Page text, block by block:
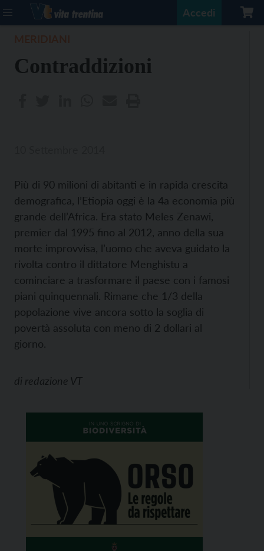
Accedi
Contraddizioni
Più di 90 milioni di abitanti e in rapida crescita
demografica, l’Etiopia oggi è la 4a economia più
grande dell’Africa. Era stato Meles Zenawi,
premier dal 1995 fino al 2012, anno della sua
morte improvvisa, l’uomo che aveva guidato la
rivolta contro il dittatore Menghistu a
cominciare a trasformare il paese con i famosi
piani quinquennali. Rimane che 1/3 della
popolazione vive ancora sotto la soglia di
povertà assoluta con meno di 2 dollari al
giorno.
di redazione VT